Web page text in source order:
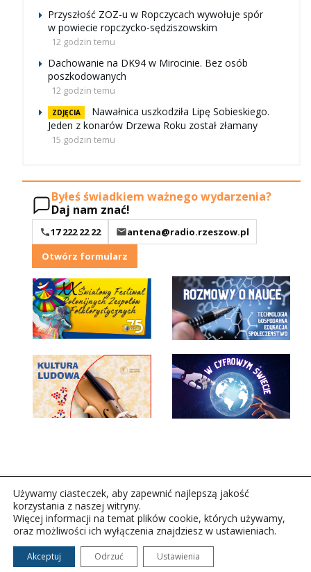
Przyszłość ZOZ-u w Ropczycach wywołuje spór
w powiecie ropczycko-sędziszowskim
12 godzin temu
Dachowanie na DK94 w Mirocinie. Bez osób
poszkodowanych
12 godzin temu
ZDJĘCIA
Nawałnica uszkodziła Lipę Sobieskiego.
Jeden z konarów Drzewa Roku został złamany
15 godzin temu
Byłeś świadkiem ważnego wydarzenia?
Daj nam znać!
17 222 22 22
antena@radio.rzeszow.pl
Otwórz formularz
Copyright © 2026Polskie Radio Rzeszów S.A. w likwidacj.
Wszelkie prawa zastrzeżone.
Używamy ciasteczek, aby zapewnić najlepszą jakość
korzystania z naszej witryny.
Więcej informacji na temat plików cookie, których używamy,
oraz możliwości ich wyłączenia znajdziesz w ustawieniach.
Akceptuj Odrzuć Ustawienia